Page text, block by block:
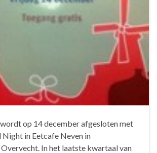
op 14 december afgesloten met
Night in Eetcafe Neven in
In het laatste kwartaal van